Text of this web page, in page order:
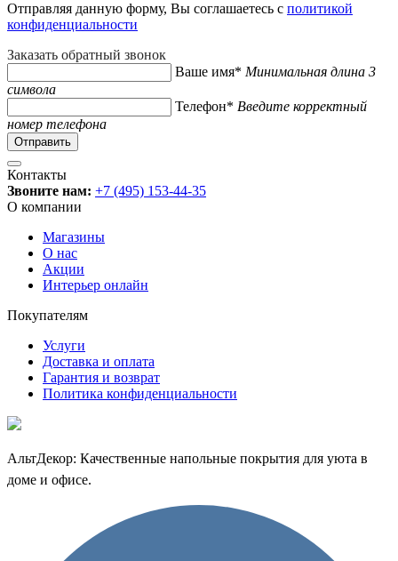
Отправляя данную форму, Вы соглашаетесь с политикой
конфиденциальности
Заказать обратный звонок
Ваше имя* Минимальная длина 3
символа
Телефон* Введите корректный
номер телефона
Контакты
Звоните нам: +7 (495) 153-44-35
О компании
Магазины
О нас
Акции
Интерьер онлайн
Покупателям
Услуги
Доставка и оплата
Гарантия и возврат
Политика конфиденциальности
АльтДекор: Качественные напольные покрытия для уюта в
доме и офисе.